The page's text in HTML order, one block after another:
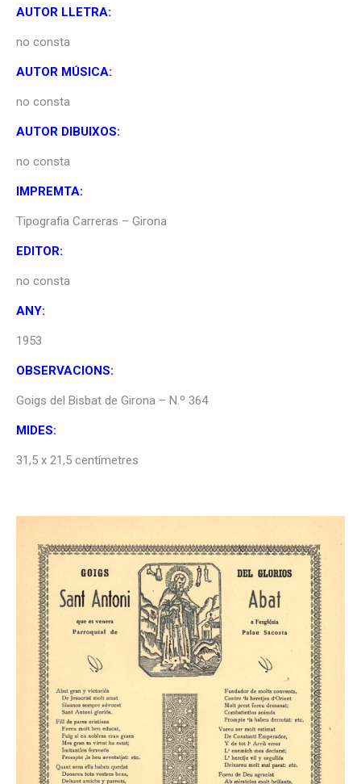
AUTOR LLETRA:
no consta
AUTOR MÚSICA:
no consta
AUTOR DIBUIXOS:
no consta
IMPREMTA:
Tipografia Carreras – Girona
EDITOR:
no consta
ANY:
1953
OBSERVACIONS:
Goigs del Bisbat de Girona – N.º 364
MIDES:
31,5 x 21,5 centímetres